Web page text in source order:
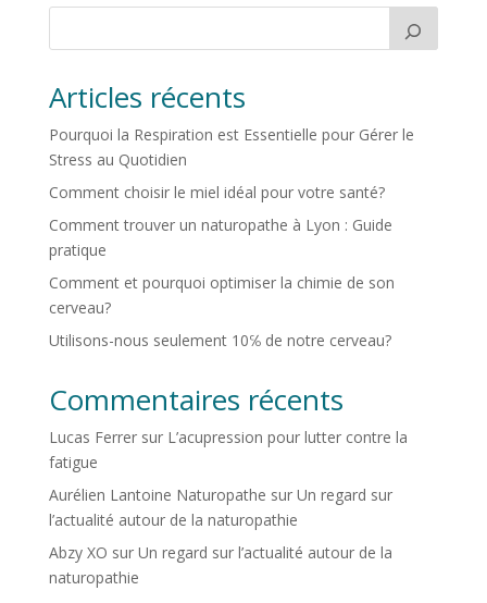
Articles récents
Pourquoi la Respiration est Essentielle pour Gérer le
Stress au Quotidien
Comment choisir le miel idéal pour votre santé?
Comment trouver un naturopathe à Lyon : Guide
pratique
Comment et pourquoi optimiser la chimie de son
cerveau?
Utilisons-nous seulement 10℅ de notre cerveau?
Commentaires récents
Lucas Ferrersur L’acupression pour lutter contre la
fatigue
Aurélien Lantoine Naturopathe sur Un regard sur
l’actualité autour de la naturopathie
Abzy XO sur Un regard sur l’actualité autour de la
naturopathie